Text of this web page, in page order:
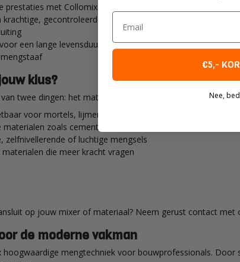
met Collomix mixers
gecontroleerde mengwerking
een lange levensduur
klus?
twee dingen: het materiaal dat je mengt en de machine
voor mortels, lijmen en pleisters
zoals cement en dekvloer
zelfnivellerende of luchtige mengsels
die meer kracht vragen
op jouw mixer of materiaal? Neem gerust contact
de moderne vakman
mengtechniek voor bouwprofessionals.
Email
€5,-
Nee,